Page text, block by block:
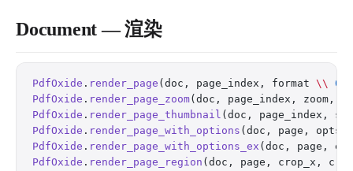
Document — 渲染
PdfOxide . render_page (doc, page_index, format \\ 0
PdfOxide . render_page_zoom(doc, page_index, zoom,
PdfOxide . render_page_thumbnail (doc, page_index,
PdfOxide . render_page_with_options (doc, page, opts
PdfOxide . render_page_with_options_ex (doc, page,
PdfOxide . render_page_region (doc, page, crop_x,